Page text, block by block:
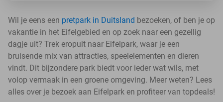
Wil je eens een pretpark in Duitsland bezoeken, of ben je op
vakantie in het Eifelgebied en op zoek naar een gezellig
dagje uit? Trek eropuit naar Eifelpark, waar je een
bruisende mix van attracties, speelelementen en dieren
vindt. Dit bijzondere park biedt voor ieder wat wils, met
volop vermaak in een groene omgeving. Meer weten? Lees
alles over je bezoek aan Eifelpark en profiteer van topdeals!